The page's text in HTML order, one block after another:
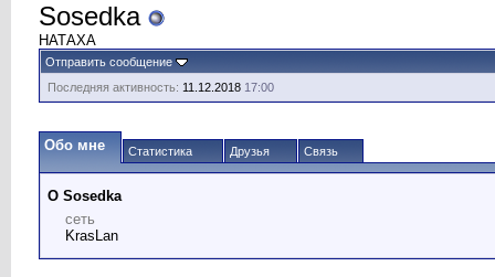
Sosedka
НАТАХА
Отправить сообщение
Последняя активность: 11.12.2018 17:00
Обо мне Статистика Друзья Связь
О Sosedka
сеть
KrasLan